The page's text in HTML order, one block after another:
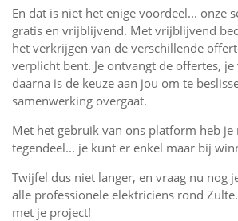
En dat is niet het enige voordeel... onze
gratis en vrijblijvend. Met vrijblijvend
het verkrijgen van de verschillende
verplicht bent. Je ontvangt de offertes, je
daarna is de keuze aan jou om te
samenwerking overgaat.
Met het gebruik van ons platform heb je
tegendeel... je kunt er enkel maar bij
Twijfel dus niet langer, en vraag nu nog
alle professionele elektriciens rond
met je project!